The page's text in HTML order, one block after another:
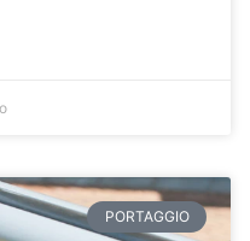
PORTAGGIO